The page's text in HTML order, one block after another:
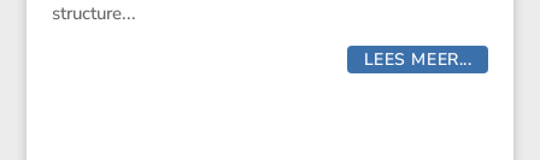
struc­ture...
LEES MEER...